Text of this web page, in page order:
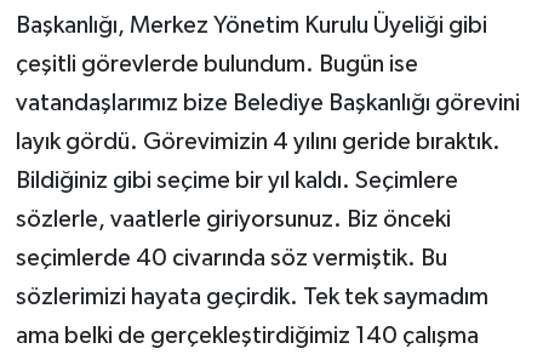
Başkanlığı, Merkez Yönetim Kurulu Üyeliği gibi
çeşitli görevlerde bulundum. Bugün ise
vatandaşlarımız bize Belediye Başkanlığı görevini
layık gördü. Görevimizin 4 yılını geride bıraktık.
Bildiğiniz gibi seçime bir yıl kaldı. Seçimlere
sözlerle, vaatlerle giriyorsunuz. Biz önceki
seçimlerde 40 civarında söz vermiştik. Bu
sözlerimizi hayata geçirdik. Tek tek saymadım
ama belki de gerçekleştirdiğimiz 140 çalışma